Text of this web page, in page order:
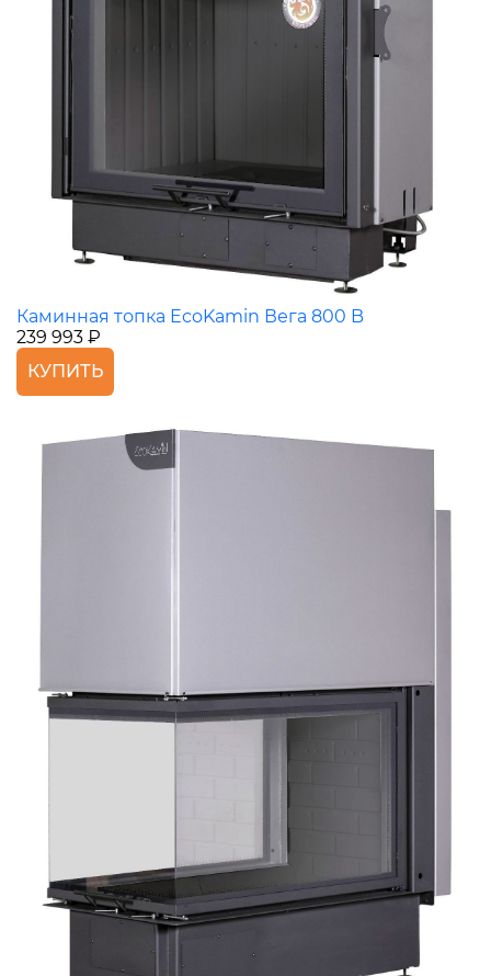
Каминная топка EcoKamin Вега 800 B
239 993 ₽
КУПИТЬ